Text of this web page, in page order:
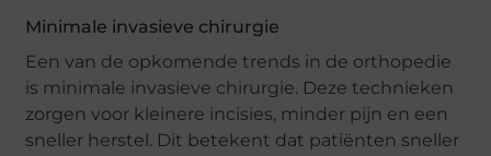
Minimale invasieve chirurgie
Een van de opkomende trends in de orthopedie
is minimale invasieve chirurgie. Deze technieken
zorgen voor kleinere incisies, minder pijn en een
sneller herstel. Dit betekent dat patiënten sneller